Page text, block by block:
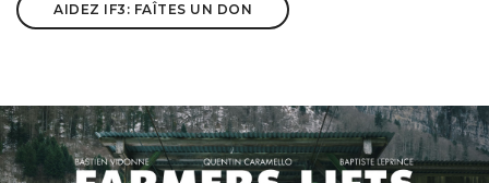
AIDEZ IF3: FAÎTES UN DON